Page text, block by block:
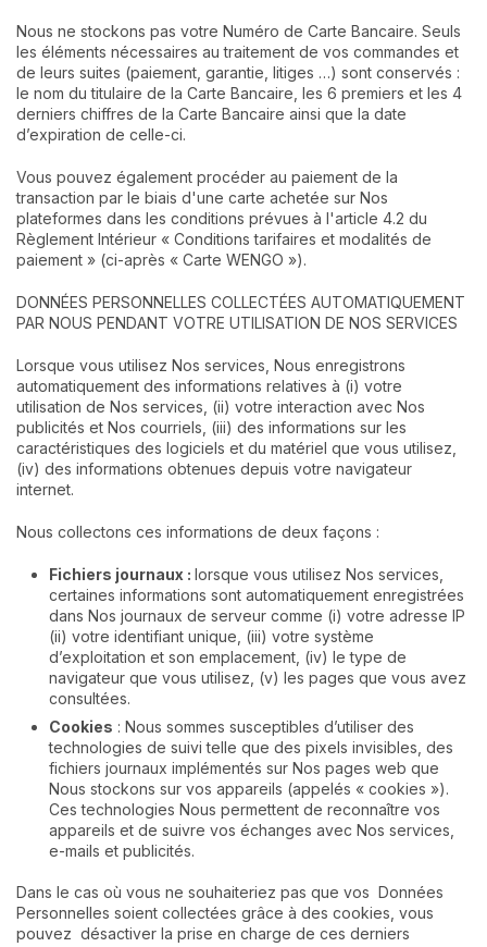
Nous ne stockons pas votre Numéro de Carte Bancaire. Seuls
les éléments nécessaires au traitement de vos commandes et
de leurs suites (paiement, garantie, litiges …) sont conservés :
le nom du titulaire de la Carte Bancaire, les 6 premiers et les 4
derniers chiffres de la Carte Bancaire ainsi que la date
d’expiration de celle-ci.
Vous pouvez également procéder au paiement de la
transaction par le biais d'une carte achetée sur Nos
plateformes dans les conditions prévues à l'article 4.2 du
Règlement Intérieur « Conditions tarifaires et modalités de
paiement » (ci-après « Carte WENGO »).
DONNÉES PERSONNELLES COLLECTÉES AUTOMATIQUEMENT
PAR NOUS PENDANT VOTRE UTILISATION DE NOS SERVICES
Lorsque vous utilisez Nos services, Nous enregistrons
automatiquement des informations relatives à (i) votre
utilisation de Nos services, (ii) votre interaction avec Nos
publicités et Nos courriels, (iii) des informations sur les
caractéristiques des logiciels et du matériel que vous utilisez,
(iv) des informations obtenues depuis votre navigateur
internet.
Nous collectons ces informations de deux façons :
Fichiers journaux : lorsque vous utilisez Nos services,
certaines informations sont automatiquement enregistrées
dans Nos journaux de serveur comme (i) votre adresse IP
(ii) votre identifiant unique, (iii) votre système
d’exploitation et son emplacement, (iv) le type de
navigateur que vous utilisez, (v) les pages que vous avez
consultées.
Cookies : Nous sommes susceptibles d’utiliser des
technologies de suivi telle que des pixels invisibles, des
fichiers journaux implémentés sur Nos pages web que
Nous stockons sur vos appareils (appelés « cookies »).
Ces technologies Nous permettent de reconnaître vos
appareils et de suivre vos échanges avec Nos services,
e-mails et publicités.
Dans le cas où vous ne souhaiteriez pas que vos Données
Personnelles soient collectées grâce à des cookies, vous
pouvez désactiver la prise en charge de ces derniers